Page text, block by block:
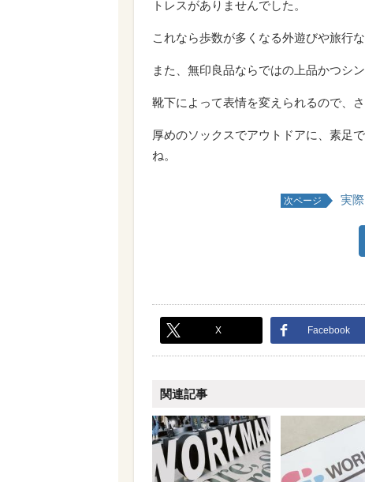
トレスがありませんでした。
これなら歩数が多くなる外遊びや旅行
また、無印良品ならではの上品かつシ
靴下によって表情を変えられるので、
厚めのソックスでアウトドアに、素足
ね。
次ページ 実
X Facebook
関連記事